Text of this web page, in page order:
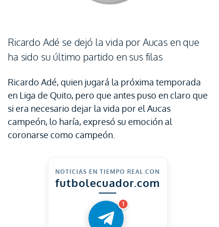
Ricardo Adé se dejó la vida por Aucas en que
ha sido su último partido en sus filas
Ricardo Adé, quien jugará la próxima temporada
en Liga de Quito, pero que antes puso en claro que
si era necesario dejar la vida por el Aucas
campeón, lo haría, expresó su emoción al
coronarse como campeón.
NOTICIAS EN TIEMPO REAL CON
futbolecuador.com
1